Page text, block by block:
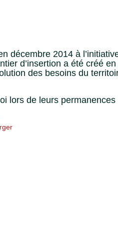
décembre 2014 à
d’insertion a été créé
des besoins du
lors de leurs permanences